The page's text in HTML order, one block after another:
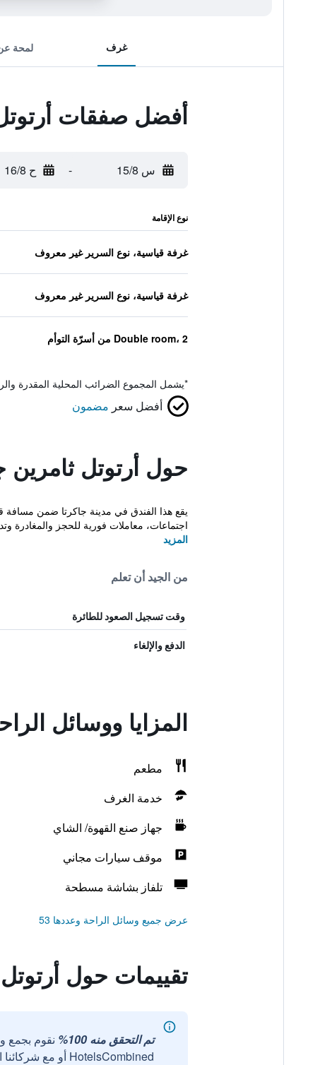
غرف لمحة
أفضل صفقات
س 15/8 - ح 16/8
نوع الإقامة
غرفة قياسية، نوع السرير غير معروف
غرفة قياسية، نوع السرير غير معروف
Double room، 2 من أسرّة التوأم
*يشمل المجموع الضرائب المحلية المقدرة
أفضل سعر مضمون
حول أرتوتل ثامرين
اجتماعات، معاملات فورية للحجز والمغادرة
المزيد
من الجيد أن تعلم
وقت تسجيل الصعود للطائرة
الدفع والإلغاء
المزايا ووسائل
مطعم
خدمة الغرف
جهاز صنع القهوة/ الشاي
موقف سيارات مجاني
تلفاز بشاشة مسطحة
عرض جميع وسائل الراحة وعددها 53
تقييمات حول
تم التحقق منه 100%
نقوم بجمع
HotelsCombined أو مع شركائنا الخارجيين الموثوقين.